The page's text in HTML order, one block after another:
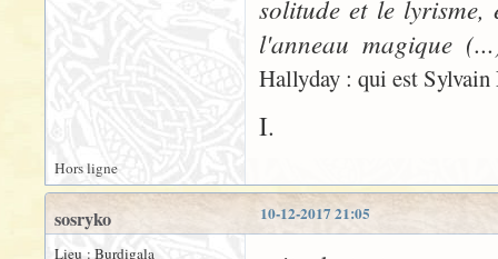
solitude et le lyrisme,
l'anneau magique
Hallyday : qui est
I.
Hors ligne
10-12-2017 21:05
sosryko
Lieu : Burdigala